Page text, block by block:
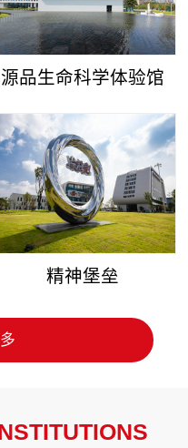
源品生命科学体验馆
精神堡垒